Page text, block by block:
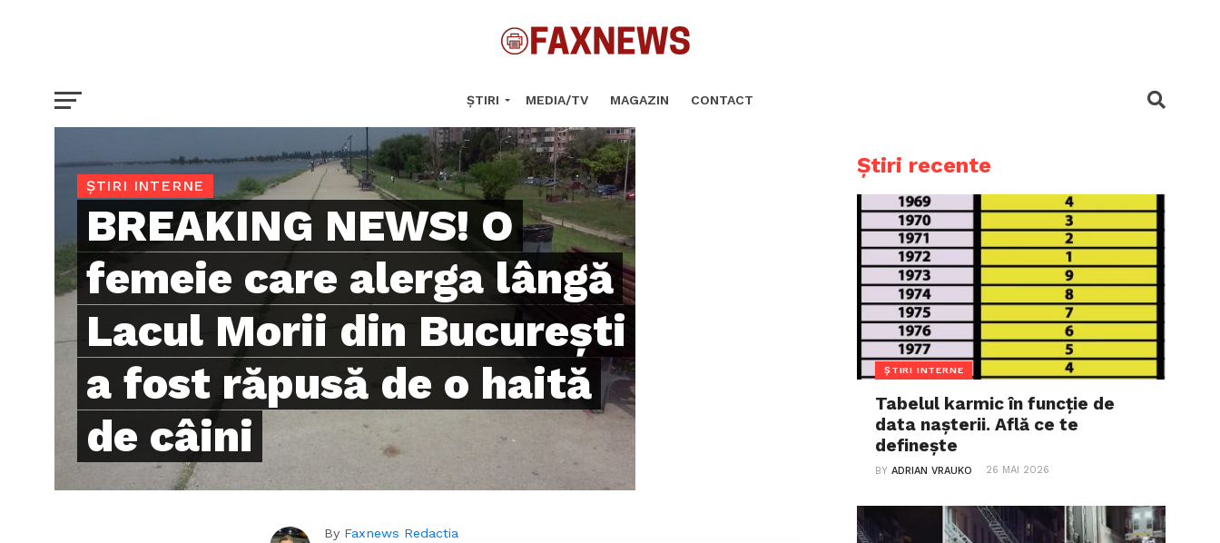
ȘTIRI MEDIA/TV MAGAZIN CONTACT
ȘTIRI INTERNE
BREAKING NEWS! O
femeie care alerga lângă
Lacul Morii din Bucureşti
a fost răpusă de o haită
de câini
By Faxnews Redactia
Știri recente
ȘTIRI INTERNE
Tabelul karmic în funcție de
data nașterii. Află ce te
definește
BYADRIAN VRAUKO 26 MAI 2026